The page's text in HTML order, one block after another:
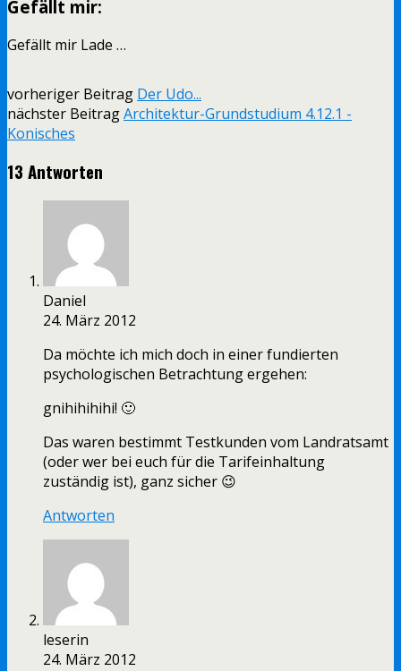
Gefällt mir:
Gefällt mir Lade …
vorheriger Beitrag Der Udo...
nächster BeitragArchitektur-Grundstudium 4.12.1 -
Konisches
13 Antworten
Daniel
24. März 2012
Da möchte ich mich doch in einer fundierten
psychologischen Betrachtung ergehen:
gnihihihihi! 🙂
Das waren bestimmt Testkunden vom Landratsamt
(oder wer bei euch für die Tarifeinhaltung
zuständig ist), ganz sicher 😉
Antworten
leserin
24. März 2012